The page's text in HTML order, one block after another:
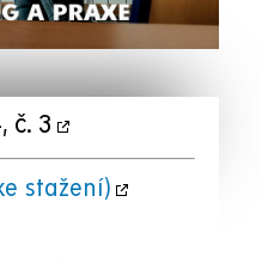
č. 3
stažení)